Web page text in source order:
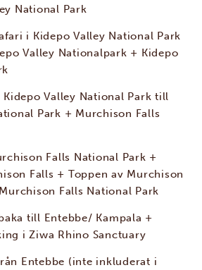
National Park
i Kidepo Valley National Park
Valley Nationalpark + Kidepo
Valley National Park till
Park + Murchison Falls
Falls National Park +
Falls + Toppen av Murchison
Falls National Park
till Entebbe/ Kampala +
i Ziwa Rhino Sanctuary
Entebbe (inte inkluderat i